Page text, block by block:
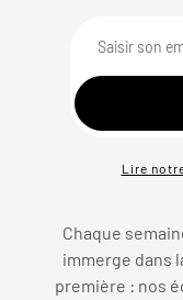
Lire
Chaque
immerge dans
première : nos